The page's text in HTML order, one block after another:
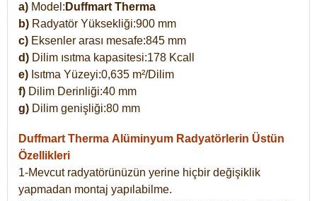
a) Model: Duffmart Therma
b) Radyatör Yüksekliği:900 mm
c) Eksenler arası mesafe:845 mm
d) Dilim ısıtma kapasitesi:178 Kcall
e) Isıtma Yüzeyi:0,635 m²/Dilim
f) Dilim Derinliği:40 mm
g) Dilim genişliği:80 mm
Duffmart Therma Alüminyum Radyatörlerin Üstün
Özellikleri
1-Mevcut radyatörünüzün yerine hiçbir değişiklik
yapmadan montaj yapılabilme.